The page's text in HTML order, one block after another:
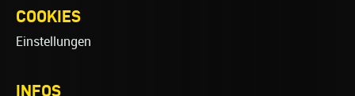
COOKIES
Einstellungen
INFOS